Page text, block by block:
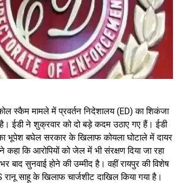
स्कैम मामले में प्रवर्तन निदेशालय (ED) का शिकंजा
ईडी ने शुक्रवार को दो बड़े कदम उठाए गए हैं। ईडी
भूपेश बघेल सरकार के खिलाफ कोयला घोटाले में दायर
कहा कि आरोपियों को जेल में भी संरक्षण दिया जा रहा
बाद सुनवाई होने की उम्मीद है। वहीं रायपुर की विशेष
साहू के खिलाफ चार्जशीट दाखिल किया गया है।